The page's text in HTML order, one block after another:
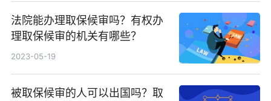
法院能办理取保候审吗？有权办
理取保候审的机关有哪些？
2023-05-19
被取保候审的人可以出国吗？取